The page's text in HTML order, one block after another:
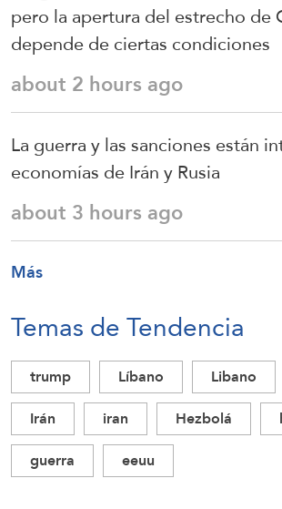
pero la apertura del estrecho de
depende de ciertas condiciones
about 2 hours ago
La guerra y las sanciones están
economías de Irán y Rusia
about 3 hours ago
Más
Temas de Tendencia
trump Líbano Libano
Irán
iran Hezbolá
guerra
eeuu